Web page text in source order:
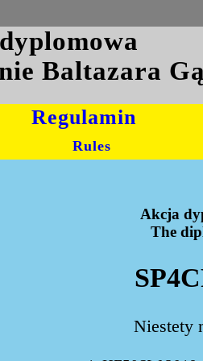
Baltazara
Regulamin
Rules
Akcja
The
Niestety